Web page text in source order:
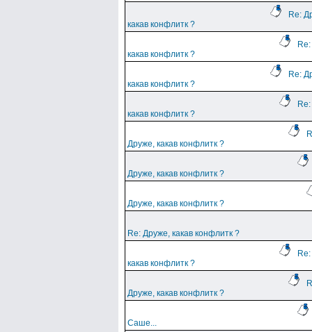
Re:
какав конфлитк ?
какав конфлитк ?
Re:
какав конфлитк ?
какав конфлитк ?
Друже, какав конфлитк ?
Друже, какав конфлитк ?
Друже, какав конфлитк ?
Re: Друже, какав конфлитк ?
какав конфлитк ?
Друже, какав конфлитк ?
Саше...